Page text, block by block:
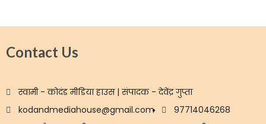
Contact Us
स्वामी - कोदंड मीडिया हाउस | संपादक - देवेंद्र गुप्ता
kodandmediahouse@gmail.com
97714046268